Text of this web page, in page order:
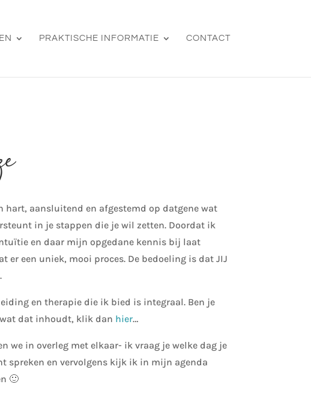
PRAKTISCHE INFORMATIE CONTACT
hart, aansluitend en afgestemd op datgene wat
in je stappen die je wil zetten. Doordat ik
en daar mijn opgedane kennis bij laat
er een uniek, mooi proces. De bedoeling is dat JIJ
en therapie die ik bied is integraal. Ben je
dat inhoudt, klik dan hier…
we in overleg met elkaar- ik vraag je welke dag je
spreken en vervolgens kijk ik in mijn agenda
🙂